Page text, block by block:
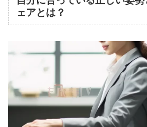
ェアとは？